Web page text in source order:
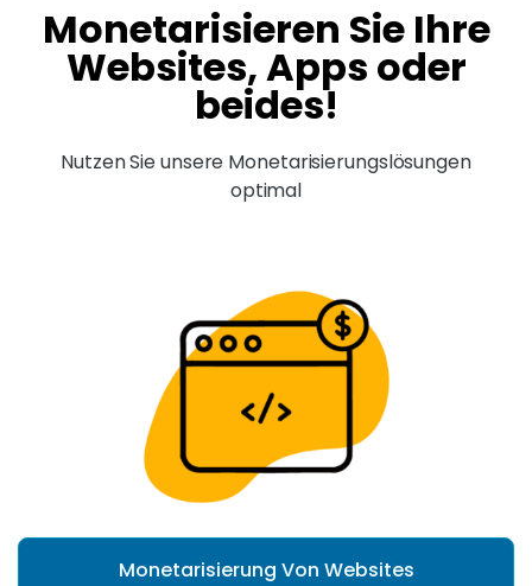
Monetarisieren Sie Ihre
Websites, Apps oder
beides!
Nutzen Sie unsere Monetarisierungslösungen
optimal
Monetarisierung Von Websites